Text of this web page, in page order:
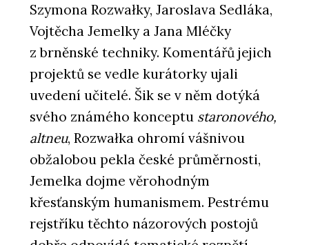
Szymona Rozwałky, Jaroslava Sedláka,
Vojtěcha Jemelky a Jana Mléčky
z brněnské techniky. Komentářů jejich
projektů se vedle kurátorky ujali
uvedení učitelé. Šik se v něm dotýká
svého známého konceptu staronového,
altneu, Rozwałka ohromí vášnivou
obžalobou pekla české průměrnosti,
Jemelka dojme věrohodným
křesťanským humanismem. Pestrému
rejstříku těchto názorových postojů